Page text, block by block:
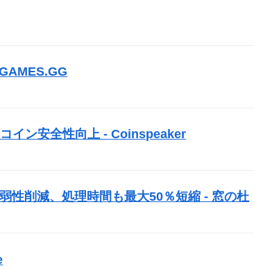
イン安全性向上 - Coinspeaker
性削減、処理時間も最大50％短縮 - 窓の杜